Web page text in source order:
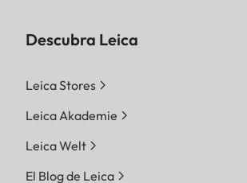
Descubra Leica
Leica Stores
Leica Akademie
Leica Welt
El Blog de Leica